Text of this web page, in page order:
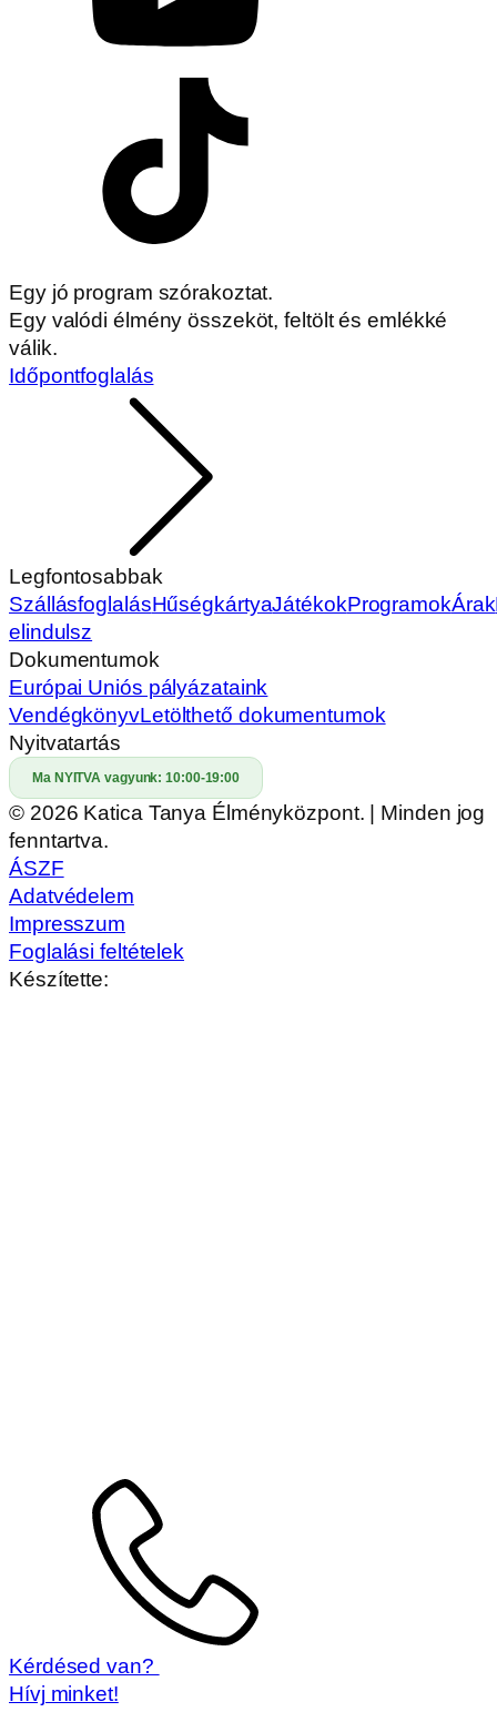
Egy jó program szórakoztat.
Egy valódi élmény összeköt, feltölt és emlékké
válik.
Időpontfoglalás
Legfontosabbak
SzállásfoglalásHűségkártyaJátékokProgramokÁrak
elindulsz
Dokumentumok
Európai Uniós pályázataink
VendégkönyvLetölthető dokumentumok
Nyitvatartás
Ma NYITVA vagyunk:10:00-19:00
© 2026 Katica Tanya Élményközpont. | Minden jog
fenntartva.
ÁSZF
Adatvédelem
Impresszum
Foglalási feltételek
Készítette:
Kérdésed van?
Hívj minket!